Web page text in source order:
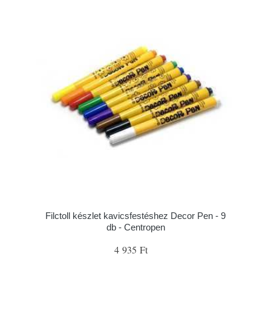
Filctoll készlet kavicsfestéshez Decor Pen - 9
db - Centropen
4 935 Ft